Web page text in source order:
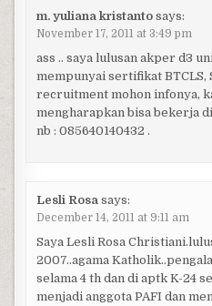
m. yuliana kristanto says:
November 17, 2011 at 3:49 pm
ass .. saya lulusan akper d3
mempunyai sertifikat BTCLS,
recruitment mohon infonya,
mengharapkan bisa bekerja
nb : 085640140432 .
Lesli Rosa says:
December 14, 2011 at 9:11 am
Saya Lesli Rosa
2007..agama
selama 4 th dan di aptk K-24
menjadi anggota PAFI dan